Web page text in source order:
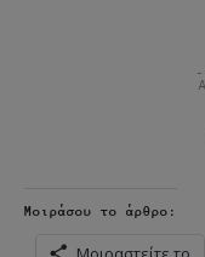
Μοιράσου το άρθρο: